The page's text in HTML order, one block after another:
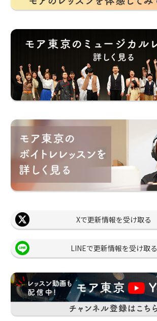
Xで更新情報を受け取る
LINEで更新情報を受け取る